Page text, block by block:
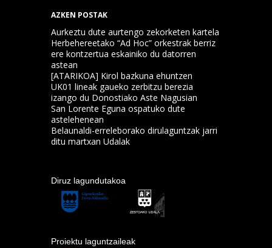
AZKEN POSTAK
Aurkeztu dute aurtengo zekorketen kartela
Herbehereetako “Ad Hoc” orkestrak berriz
ere kontzertua eskainiko du datorren
astean
[ATARIKOA] Kirol bazkuna ehuntzen
UK01 lineak gaueko zerbitzu berezia
izango du Donostiako Aste Nagusian
San Lorente Eguna ospatuko dute
astelehenean
Belaunaldi-erreleborako dirulaguntzak jarri
ditu martxan Udalak
Diruz lagundutakoa
Proiektu laguntzaileak